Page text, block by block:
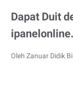
Dapat Duit
Oleh Zanuar Didik